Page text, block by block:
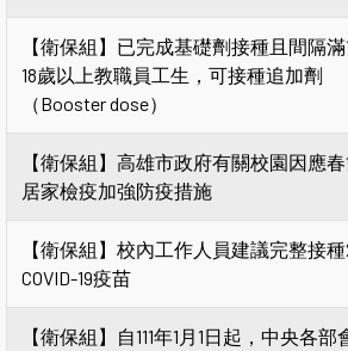
【衛保組】已完成基礎劑接種且間隔滿
18歲以上教職員工生，可接種追加劑
（Booster dose）
【衛保組】高雄市政府有關校園因應
居家檢疫加強防疫措施
【衛保組】校內工作人員建議完整接
COVID-19疫苗
【衛保組】自111年1月1日起，中央各部